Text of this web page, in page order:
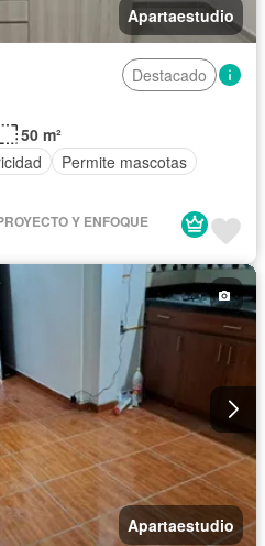
Apartaestudio
Destacado
50 m²
Permite mascotas
Y ENFOQUE
Apartaestudio